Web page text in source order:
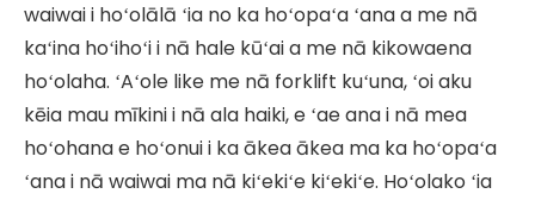
waiwai i hoʻolālā ʻia no ka hoʻopaʻa ʻana a me nā
kaʻina hoʻihoʻi i nā hale kūʻai a me nā kikowaena
hoʻolaha. ʻAʻole like me nā forklift kuʻuna, ʻoi aku
kēia mau mīkini i nā ala haiki, e ʻae ana i nā mea
hoʻohana e hoʻonui i ka ākea ākea ma ka hoʻopaʻa
ʻana i nā waiwai ma nā kiʻekiʻe kiʻekiʻe. Hoʻolako ʻia